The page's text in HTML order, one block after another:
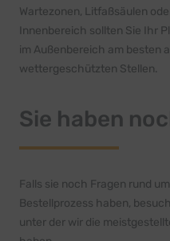
Wartezonen, Litfaßsäulen
Innenbereich sollten Sie Ihr
im Außenbereich am besten
wettergeschützten Stellen.
Sie haben
Falls sie noch Fragen rund
Bestellprozess haben,
unter der wir die